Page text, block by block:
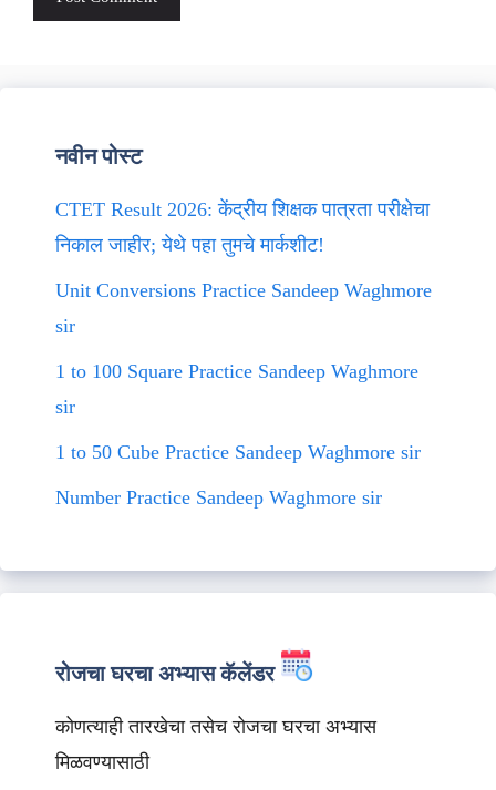
नवीन पोस्ट
CTET Result 2026: केंद्रीय शिक्षक पात्रता परीक्षेचा
निकाल जाहीर; येथे पहा तुमचे मार्कशीट!
Unit Conversions Practice Sandeep Waghmore
sir
1 to 100 Square Practice Sandeep Waghmore
sir
1 to 50 Cube Practice Sandeep Waghmore sir
Number Practice Sandeep Waghmore sir
रोजचा घरचा अभ्यास कॅलेंडर
कोणत्याही तारखेचा तसेच रोजचा घरचा अभ्यास
मिळवण्यासाठी